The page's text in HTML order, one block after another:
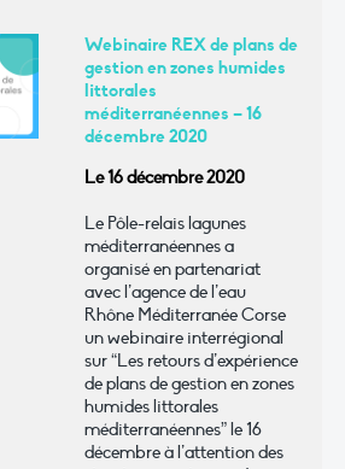
Webinaire REX de plans de
gestion en zones humides
littorales
méditerranéennes – 16
décembre 2020
Le 16 décembre 2020
Le Pôle-relais lagunes
méditerranéennes a
organisé en partenariat
avec l’agence de l’eau
Rhône Méditerranée Corse
un webinaire interrégional
sur “Les retours d’expérience
de plans de gestion en zones
humides littorales
méditerranéennes” le 16
décembre à l’attention des